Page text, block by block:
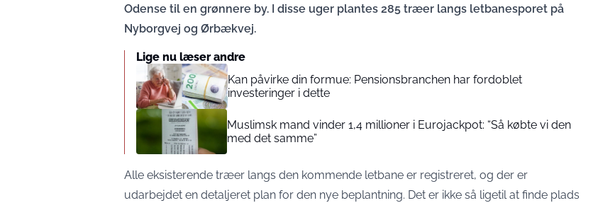
Odense til en grønnere by. I disse uger plantes 285 træer langs letbanesporet på
Nyborgvej og Ørbækvej.
Lige nu læser andre
Kan påvirke din formue: Pensionsbranchen har fordoblet
investeringer i dette
Muslimsk mand vinder 1,4 millioner i Eurojackpot: “Så købte vi den
med det samme”
Alle eksisterende træer langs den kommende letbane er registreret, og der er
udarbejdet en detaljeret plan for den nye beplantning. Det er ikke så ligetil at finde plads